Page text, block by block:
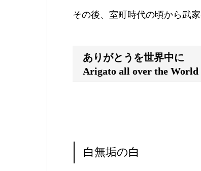
その後、室町時代の頃から武
ありがとうを世界中に
Arigato all over the World
白無垢の白